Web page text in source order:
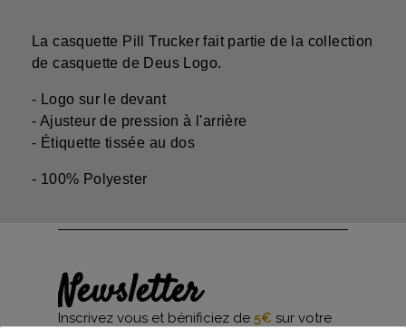
La casquette Pill Trucker fait partie de la collection
de casquette de Deus Logo.
- Logo sur le devant
- Ajusteur de pression à l'arrière
- Étiquette tissée au dos
- 100% Polyester
Newsletter
Inscrivez vous et bénificiez de 5€ sur votre